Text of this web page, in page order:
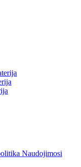
Naudojimosi